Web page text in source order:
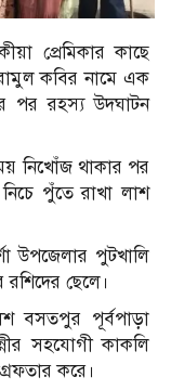
প্রেমিকার কাছে
কবির নামে এক
পর রহস্য উদঘাটন
নিখোঁজ থাকার পর
নিচে পুঁতে রাখা লাশ
উপজেলার পুটখালি
ছেলে।
বসতপুর পূর্বপাড়া
সহযোগী কাকলি
করে।